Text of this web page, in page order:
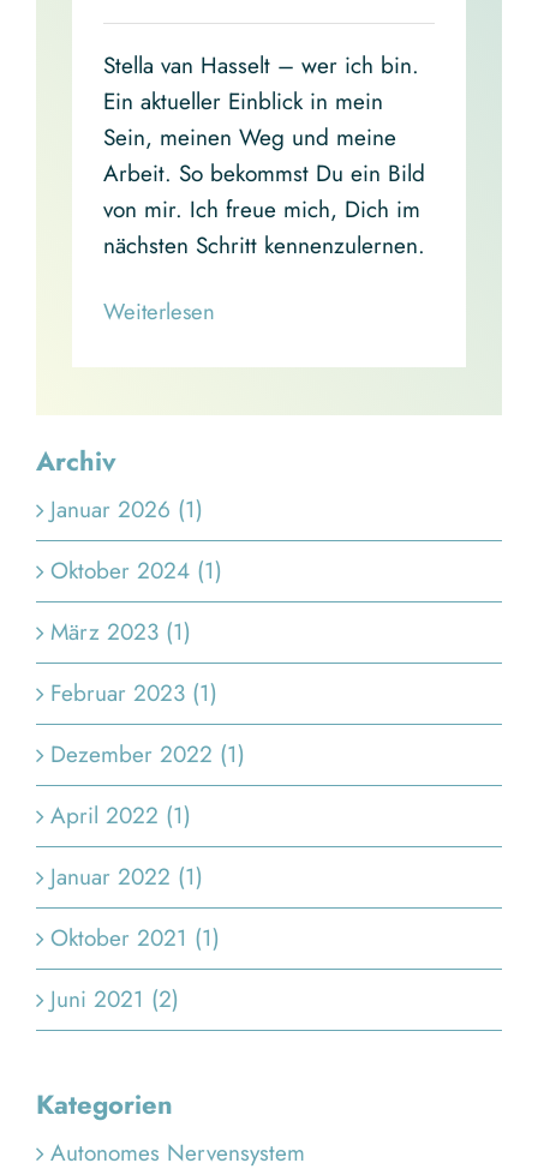
Stella van Hasselt – wer ich bin.
Ein aktueller Einblick in mein
Sein, meinen Weg und meine
Arbeit. So bekommst Du ein Bild
von mir. Ich freue mich, Dich im
nächsten Schritt kennenzulernen.
Read More
Archiv
Januar 2026 (1)
Oktober 2024 (1)
März 2023 (1)
Februar 2023 (1)
Dezember 2022 (1)
April 2022 (1)
Januar 2022 (1)
Oktober 2021 (1)
Juni 2021 (2)
Kategorien
Autonomes Nervensystem